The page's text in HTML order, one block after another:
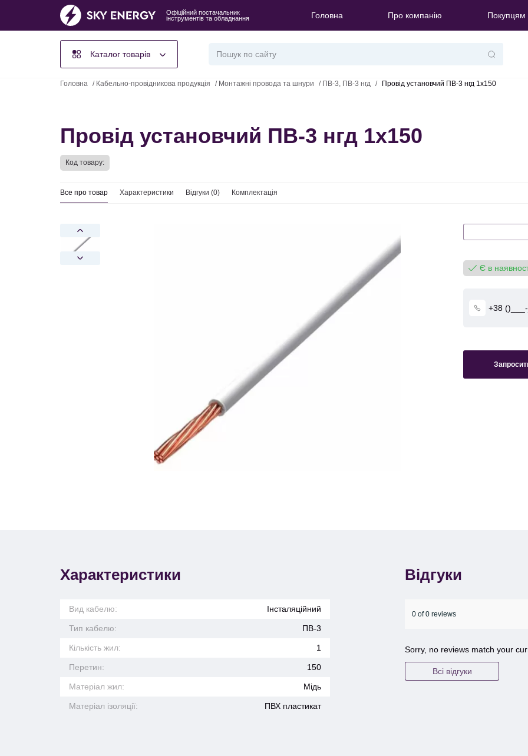
Офіційний постачальник
інструментів та обладнання
Головна Про компанію Покупцям
Каталог товарів
Головна / Кабельно-провідникова продукція / Монтажні провода та шнури / ПВ-3, ПВ-3 нгд / Провід установчий ПВ-3 нгд 1х150
Провід установчий ПВ-3 нгд 1х150
Код товару:
Все про товар Характеристики Відгуки (0) Комплектація
Є в
Характеристики
Вид кабелю: Інсталяційний
Тип кабелю: ПВ-3
Кількість жил: 1
Перетин: 150
Матеріал жил: Мідь
Матеріал ізоляції: ПВХ пластикат
Відгуки
0 of 0 reviews
Sorry, no reviews match your
Всі відгуки